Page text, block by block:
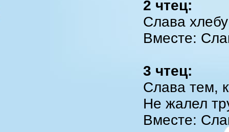
2 чтец:
Слава
Вместе:
3 чтец:
Слава тем,
Не жалел
Вместе: